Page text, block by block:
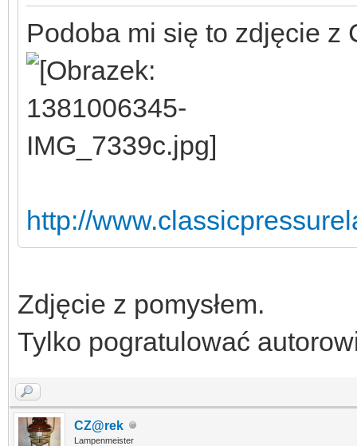
Podoba mi się to zdjęcie z
http://
Zdjęcie z pomysłem.
Tylko pogratulować
CZ@rek
Lampenmeister